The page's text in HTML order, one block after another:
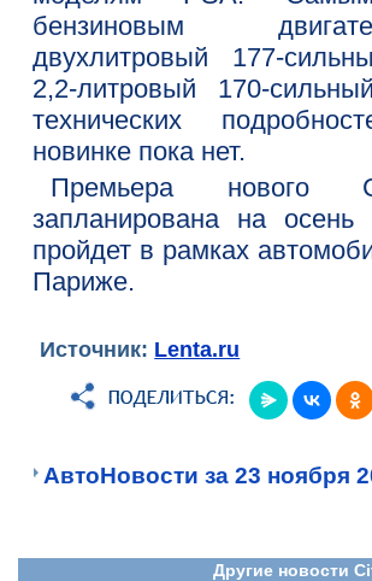
бензиновым
двухлитровый 177-
2,2-литровый 170-
технических
новинке пока нет.
Премьера нового
запланирована на
пройдет в рамках
Париже.
Источник: Lenta.ru
АвтоНовости за 23 ноября
Другие новости